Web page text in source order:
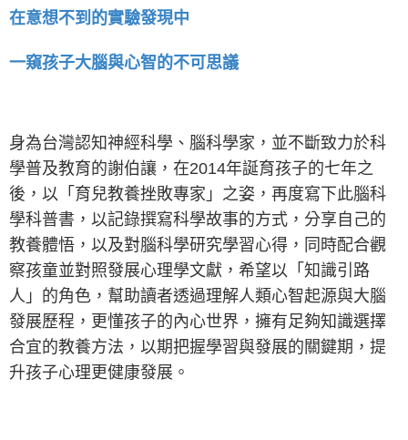
在意想不到的實驗發現中
一窺孩子大腦與心智的不可思議
身為台灣認知神經科學、腦科學家，並不斷致力於科
學普及教育的謝伯讓，在2014年誕育孩子的七年之
後，以「育兒教養挫敗專家」之姿，再度寫下此腦科
學科普書，以記錄撰寫科學故事的方式，分享自己的
教養體悟，以及對腦科學研究學習心得，同時配合觀
察孩童並對照發展心理學文獻，希望以「知識引路
人」的角色，幫助讀者透過理解人類心智起源與大腦
發展歷程，更懂孩子的內心世界，擁有足夠知識選擇
合宜的教養方法，以期把握學習與發展的關鍵期，提
升孩子心理更健康發展。